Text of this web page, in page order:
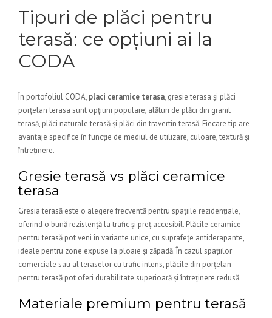
Tipuri de plăci pentru
terasă: ce opțiuni ai la
CODA
În portofoliul CODA, placi ceramice terasa, gresie terasa și plăci
porțelan terasa sunt opțiuni populare, alături de plăci din granit
terasă, plăci naturale terasă și plăci din travertin terasă. Fiecare tip are
avantaje specifice în funcție de mediul de utilizare, culoare, textură și
întreținere.
Gresie terasă vs plăci ceramice
terasa
Gresia terasă este o alegere frecventă pentru spațiile rezidențiale,
oferind o bună rezistență la trafic și preț accesibil. Plăcile ceramice
pentru terasă pot veni în variante unice, cu suprafețe antiderapante,
ideale pentru zone expuse la ploaie și zăpadă. În cazul spațiilor
comerciale sau al teraselor cu trafic intens, plăcile din porțelan
pentru terasă pot oferi durabilitate superioară și întreținere redusă.
Materiale premium pentru terasă